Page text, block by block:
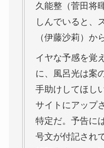
久能整（菅田将
しんでいると、
（伊藤沙莉）か
イヤな予感を覚
に、風呂光は案
手助けしてほし
サイトにアップ
特定だ。予告に
号文が付記され